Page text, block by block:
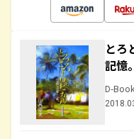
とろ
記憶
D-